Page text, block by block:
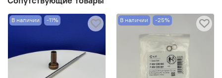
В наличии -11% В наличии -25%